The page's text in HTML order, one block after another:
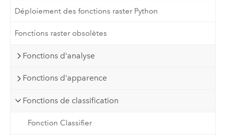
Déploiement des fonctions raster Python
Fonctions raster obsolètes
Fonctions d'analyse
Fonctions d'apparence
Fonctions de classification
Fonction Classifier